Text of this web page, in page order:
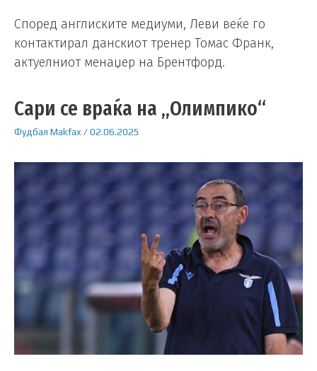
Според англиските медиуми, Леви веќе го
контактирал данскиот тренер Томас Франк,
актуелниот менаџер на Брентфорд.
Сари се враќа на „Олимпико“
Фудбал Makfax/02.06.2025